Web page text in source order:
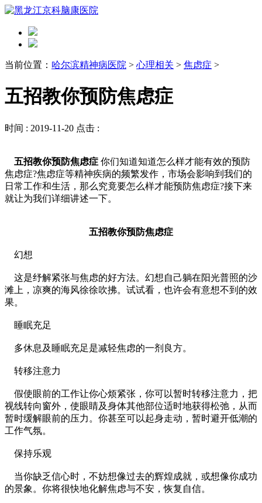
当前位置： 哈尔滨精神病医院 > 心理相关 > 焦虑症 >
五招教你预防焦虑症
时间 : 2019-11-20 点击 :
五招教你预防焦虑症 你们知道知道怎么样才能有效的预防
焦虑症?焦虑症等精神疾病的频繁发作，市场会影响到我们的
日常工作和生活，那么究竟要怎么样才能预防焦虑症?接下来
就让为我们详细讲述一下。
五招教你预防焦虑症
幻想
这是纾解紧张与焦虑的好方法。幻想自己躺在阳光普照的沙
滩上，凉爽的海风徐徐吹拂。试试看，也许会有意想不到的效
果。
睡眠充足
多休息及睡眠充足是减轻焦虑的一剂良方。
转移注意力
假使眼前的工作让你心烦紧张，你可以暂时转移注意力，把
视线转向窗外，使眼睛及身体其他部位适时地获得松弛，从而
暂时缓解眼前的压力。你甚至可以起身走动，暂时避开低潮的
工作气氛。
保持乐观
当你缺乏信心时，不妨想像过去的辉煌成就，或想像你成功
的景象。你将很快地化解焦虑与不安，恢复自信。